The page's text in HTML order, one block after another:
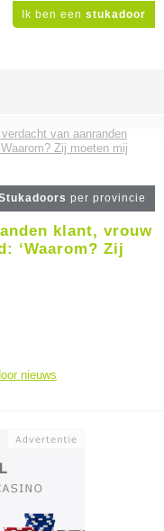
Ik ben een stukadoor
van aanranden
Zij moeten mij
per provincie
klant, vrouw
‘Waarom? Zij
nieuws